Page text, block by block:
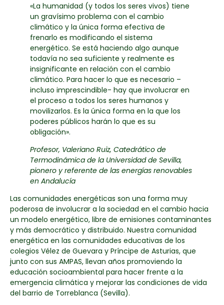
«La humanidad (y todos los seres vivos) tiene
un gravísimo problema con el cambio
climático y la única forma efectiva de
frenarlo es modificando el sistema
energético. Se está haciendo algo aunque
todavía no sea suficiente y realmente es
insignificante en relación con el cambio
climático. Para hacer lo que es necesario –
incluso imprescindible- hay que involucrar en
el proceso a todos los seres humanos y
movilizarlos. Es la única forma en la que los
poderes públicos harán lo que es su
obligación».
Profesor, Valeriano Ruiz, Catedrático de
Termodinámica de la Universidad de Sevilla,
pionero y referente de las energías renovables
en Andalucía
Las comunidades energéticas son una forma muy
poderosa de involucrar a la sociedad en el cambio hacia
un modelo energético, libre de emisiones contaminantes
y más democrático y distribuido. Nuestra comunidad
energética en las comunidades educativas de los
colegios Vélez de Guevara y Príncipe de Asturias, que
junto con sus AMPAS, llevan años promoviendo la
educación socioambiental para hacer frente a la
emergencia climática y mejorar las condiciones de vida
del barrio de Torreblanca (Sevilla).